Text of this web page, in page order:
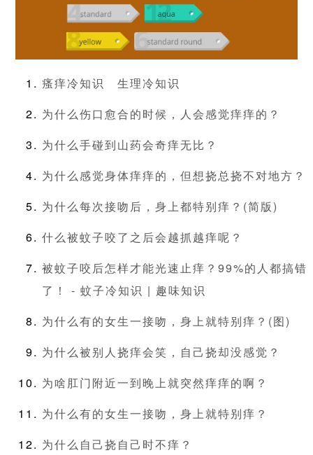
瘙痒冷知识
生理冷知识
为什么伤口愈合的时候，人会感觉痒痒的？
为什么手碰到山药会奇痒无比？
为什么感觉身体痒痒的，但想挠总挠不对地方？
为什么每次接吻后，身上都特别痒？(简版)
什么被蚊子咬了之后会越抓越痒呢？
被蚊子咬后怎样才能光速止痒？99%的人都搞错
了！ - 蚊子冷知识 | 趣味知识
为什么有的女生一接吻，身上就特别痒？(图)
为什么被别人挠痒会笑，自己挠却没感觉？
为啥肛门附近一到晚上就突然痒痒的啊？
为什么有的女生一接吻，身上就特别痒？
为什么自己挠自己时不痒？